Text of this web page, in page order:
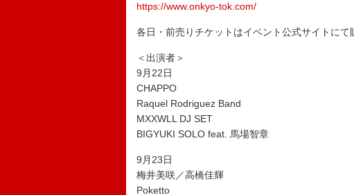
https://www.onkyo-tok.com/
各日・前売りチケットはイベント公式サイトにて
＜出演者＞
9月22日
CHAPPO
Raquel Rodriguez Band
MXXWLL DJ SET
BIGYUKI SOLO feat. 馬場智章
9月23日
梅井美咲／高橋佳輝
Poketto